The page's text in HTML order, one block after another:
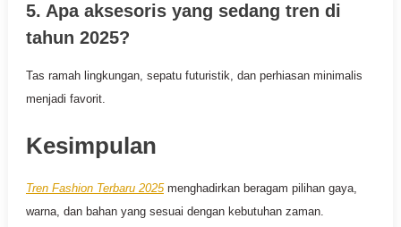
5. Apa aksesoris yang sedang tren di
tahun 2025?
Tas ramah lingkungan, sepatu futuristik, dan perhiasan minimalis
menjadi favorit.
Kesimpulan
Tren Fashion Terbaru 2025menghadirkan beragam pilihan gaya,
warna, dan bahan yang sesuai dengan kebutuhan zaman.